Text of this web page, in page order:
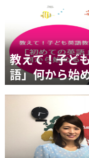
教えて！子ど
語」何から始